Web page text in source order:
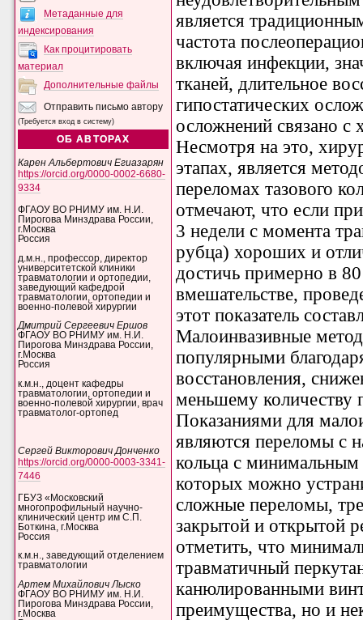
Метаданные для
индексирования
Как процитировать
материал
Дополнительные файлы
Отправить письмо автору
(Требуется вход в систему)
ОБ АВТОРАХ
Карен Альбертович Егиазарян
https://orcid.org/0000-0002-6680-
9334
ФГАОУ ВО РНИМУ им. Н.И.
Пирогова Минздрава России,
г.Москва
Россия
д.м.н., профессор, директор
университетской клиники
травматологии и ортопедии,
заведующий кафедрой
травматологии, ортопедии и
военно-полевой хирургии
Дмитрий Сергеевич Ершов
ФГАОУ ВО РНИМУ им. Н.И.
Пирогова Минздрава России,
г.Москва
Россия
к.м.н., доцент кафедры
травматологии, ортопедии и
военно-полевой хирургии, врач
травматолог-ортопед
Сергей Викторович Донченко
https://orcid.org/0000-0003-3341-
7446
ГБУЗ «Московский
многопрофильный научно-
клинический центр им С.П.
Боткина, г.Москва
Россия
к.м.н., заведующий отделением
травматологии
Артем Михайлович Лыско
ФГАОУ ВО РНИМУ им. Н.И.
Пирогова Минздрава России,
г.Москва
является
частота
включая инфекции,
тканей, длительное
гипостатических
осложнений связано с
Несмотря на это,
этапах, является
переломах тазового
отмечают, что если
3 недели с момента
рубца) хороших и
достичь примерно в
вмешательстве,
этот показатель
Малоинвазивные
популярными
восстановления,
меньшему количеству
Показаниями для
являются переломы с
кольца с
которых можно
сложные переломы,
закрытой и открытой
отметить, что
травматичный
канюлированными
преимущества, но и